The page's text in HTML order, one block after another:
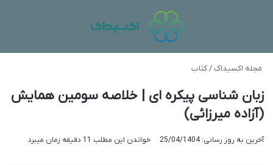
مجله اکسیداک/کتاب
زبان شناسی پیکره ای | خلاصه سومین همایش
(آزاده میرزائی)
آخرین به روز رسانی: 25/04/1404 خواندن این مطلب 11 دقیقه زمان میبرد